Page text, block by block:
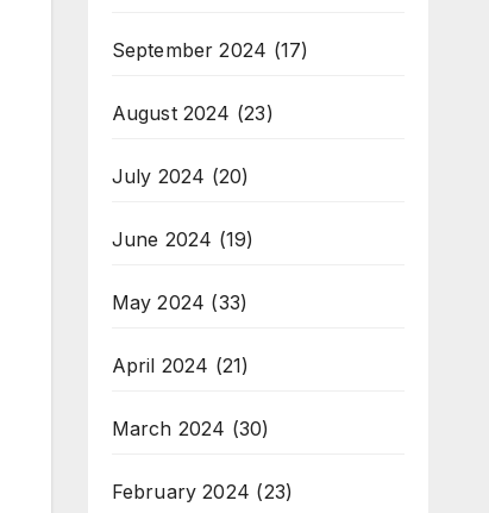
September 2024 (17)
August 2024 (23)
July 2024 (20)
June 2024 (19)
May 2024 (33)
April 2024 (21)
March 2024 (30)
February 2024 (23)